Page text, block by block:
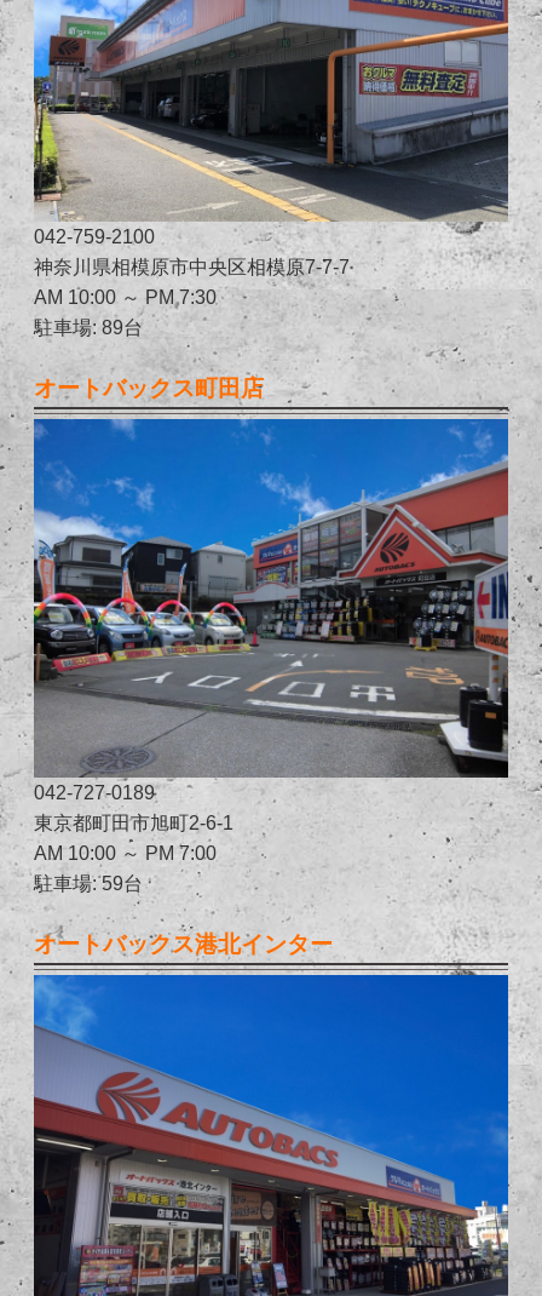
042-759-2100
神奈川県相模原市中央区相模原7-7-7
AM 10:00 ～ PM 7:30
駐車場: 89台
オートバックス町田店
042-727-0189
東京都町田市旭町2-6-1
AM 10:00 ～ PM 7:00
駐車場: 59台
オートバックス港北インター